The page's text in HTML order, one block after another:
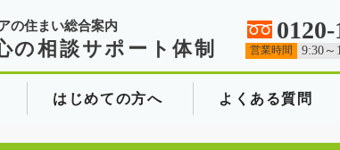
の住まい総合案内
の相談サポート体制 営業時間 9:30～
はじめての方へ よくある質問